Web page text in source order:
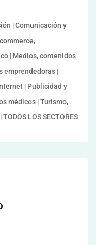
| Comunicación y
| Medios, contenidos
emprendedoras |
| Publicidad y
médicos | Turismo,
LOS SECTORES